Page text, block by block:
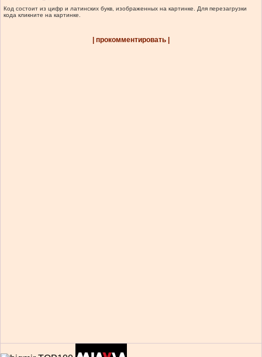
Код состоит из цифр и латинских букв, изображенных на картинке. Для перезагрузки
кода кликните на картинке.
| прокомментировать |